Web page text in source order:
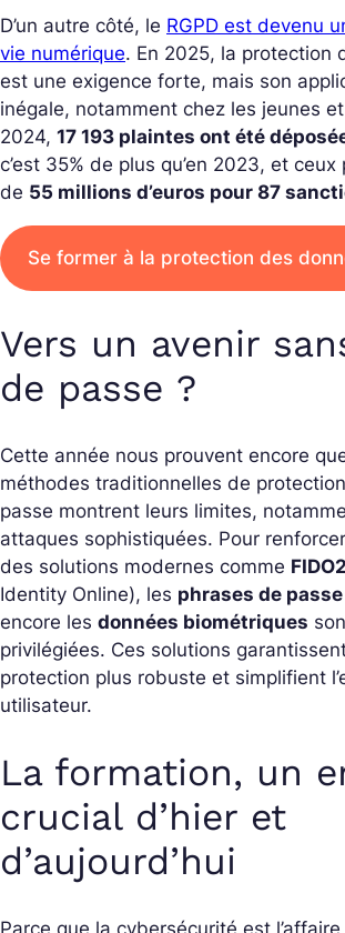
D’un autre côté, le RGPD est devenu
vie numérique. En 2025, la protection
est une exigence forte, mais son
inégale, notamment chez les jeunes et
2024, 17 193 plaintes ont été
c’est 35% de plus qu’en 2023, et
de 55 millions d’euros pour 87
Se former à la protection des
Vers un avenir
de passe ?
Cette année nous prouvent encore
méthodes traditionnelles de
passe montrent leurs limites,
attaques sophistiquées. Pour
des solutions modernes comme FIDO2
Identity Online), les phrases de
encore les données biométriques
privilégiées. Ces solutions
protection plus robuste et simplifient
utilisateur.
La formation, un
crucial d’hier et
d’aujourd’hui